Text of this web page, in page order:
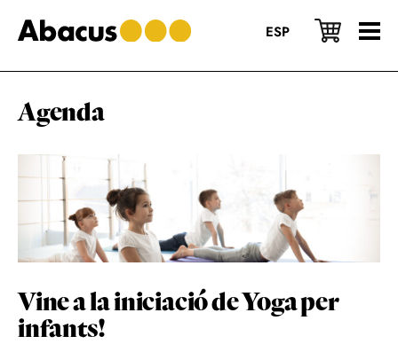
to
main
to
primary
to
footer
ESP
Agenda
Vine a la iniciació de Yoga per
infants!